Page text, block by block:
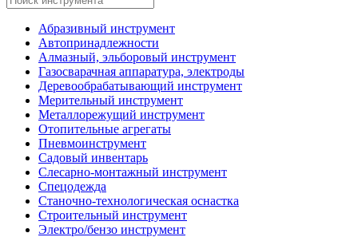
Абразивный инструмент
Автопринадлежности
Алмазный, эльборовый инструмент
Газосварачная аппаратура, электроды
Деревообрабатывающий инструмент
Мерительный инструмент
Металлорежущий инструмент
Отопительные агрегаты
Пневмоинструмент
Садовый инвентарь
Слесарно-монтажный инструмент
Спецодежда
Станочно-технологическая оснастка
Строительный инструмент
Электро/бензо инструмент